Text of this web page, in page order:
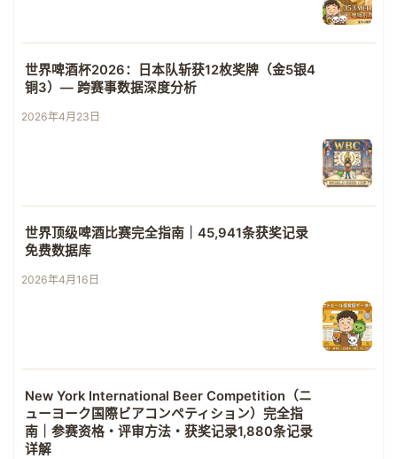
世界啤酒杯2026：日本队斩获12枚奖牌（金5银4
铜3）— 跨赛事数据深度分析
2026年4月23日
世界顶级啤酒比赛完全指南｜45,941条获奖记录
免费数据库
2026年4月16日
New York International Beer Competition（ニ
ューヨーク国際ビアコンペティション）完全指
南｜参赛资格・评审方法・获奖记录1,880条记录
详解